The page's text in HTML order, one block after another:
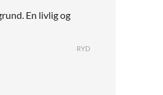
En livlig og
RYD